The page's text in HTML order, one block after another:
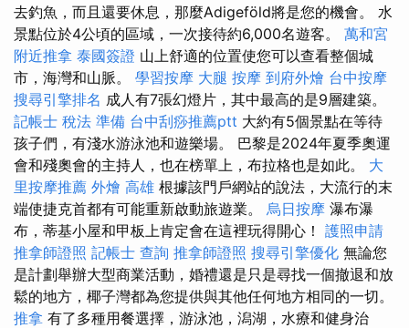
去釣魚，而且還要休息，那麼Adigeföld將是您的機會。 水
景點位於4公頃的區域，一次接待約6,000名遊客。 萬和宮
附近推拿 泰國簽證 山上舒適的位置使您可以查看整個城
市，海灣和山脈。 學習按摩 大腿 按摩 到府外燴 台中按摩
搜尋引擎排名 成人有7張幻燈片，其中最高的是9層建築。
記帳士 稅法 準備 台中刮痧推薦ptt 大約有5個景點在等待
孩子們，有淺水游泳池和遊樂場。 巴黎是2024年夏季奧運
會和殘奧會的主持人，也在榜單上，布拉格也是如此。 大
里按摩推薦 外燴 高雄 根據該門戶網站的說法，大流行的末
端使捷克首都有可能重新啟動旅遊業。 烏日按摩 瀑布瀑
布，蒂基小屋和甲板上肯定會在這裡玩得開心！ 護照申請
推拿師證照 記帳士 查詢 推拿師證照 搜尋引擎優化 無論您
是計劃舉辦大型商業活動，婚禮還是只是尋找一個撤退和放
鬆的地方，椰子灣都為您提供與其他任何地方相同的一切。
推拿 有了多種用餐選擇，游泳池，潟湖，水療和健身治